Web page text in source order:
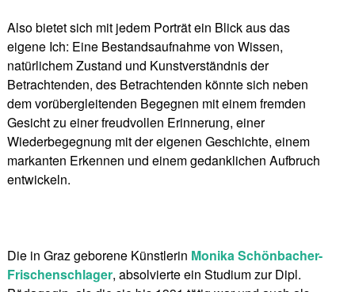
Also bietet sich mit jedem Porträt ein Blick aus das
eigene Ich: Eine Bestandsaufnahme von Wissen,
natürlichem Zustand und Kunstverständnis der
Betrachtenden, des Betrachtenden könnte sich neben
dem vorübergleitenden Begegnen mit einem fremden
Gesicht zu einer freudvollen Erinnerung, einer
Wiederbegegnung mit der eigenen Geschichte, einem
markanten Erkennen und einem gedanklichen Aufbruch
entwickeln.
Die in Graz geborene Künstlerin Monika Schönbacher-
Frischenschlager, absolvierte ein Studium zur Dipl.